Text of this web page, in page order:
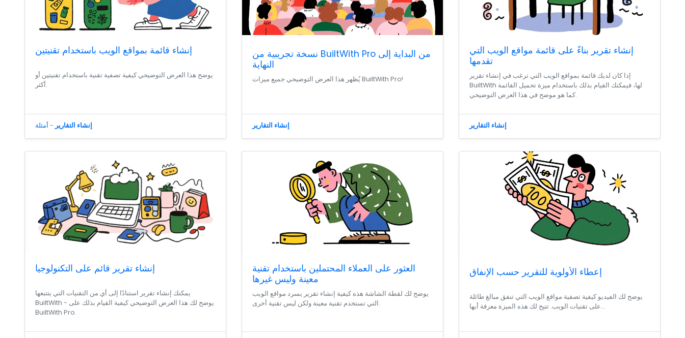
إنشاء قائمة بمواقع الويب باستخدام تقنيتين
يوضح هذا العرض التوضيحي كيفية تصفية تقنية باستخدام تقنيتين أو
أكثر.
إنشاء التقارير - أمثلة
نسخة تجريبية من BuiltWith Pro من البداية إلى
النهاية
يُظهر هذا العرض التوضيحي جميع ميزات BuiltWith Pro!
إنشاء التقارير
إنشاء تقرير بناءً على قائمة مواقع الويب التي
تقدمها
إذا كان لديك قائمة بمواقع الويب التي ترغب في إنشاء تقرير
BuiltWith لها، فيمكنك القيام بذلك باستخدام ميزة تحميل القائمة
كما هو موضح في هذا العرض التوضيحي.
إنشاء التقارير
إنشاء تقرير قائم على التكنولوجيا
يمكنك إنشاء تقرير استنادًا إلى أي من التقنيات التي يتتبعها
BuiltWith - يوضح لك هذا العرض التوضيحي كيفية القيام بذلك على
BuiltWith Pro.
العثور على العملاء المحتملين باستخدام تقنية
معينة وليس غيرها
يوضح لك لقطة الشاشة هذه كيفية إنشاء تقرير يسرد مواقع الويب
التي تستخدم تقنية معينة ولكن ليس تقنية أخرى.
إعطاء الأولوية للتقرير حسب الإنفاق
يوضح لك الفيديو كيفية تصفية مواقع الويب التي تنفق مبالغ طائلة
على تقنيات الويب. تتيح لك هذه الميزة معرفة أيها...